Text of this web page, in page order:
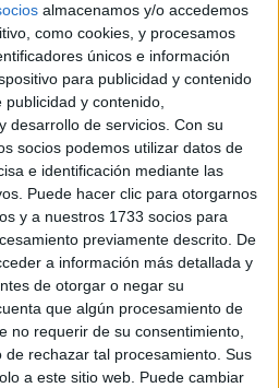
almacenamos y/o accedemos
como cookies, y procesamos
únicos e información
para publicidad y contenido
y contenido,
desarrollo de servicios. Con su
socios podemos utilizar datos de
e identificación mediante las
Puede hacer clic para otorgarnos
y a nuestros 1733 socios para
previamente descrito. De
a información más detallada y
de otorgar o negar su
que algún procesamiento de
no requerir de su consentimiento,
rechazar tal procesamiento. Sus
a este sitio web. Puede cambiar
localiza el cadáver de un
almadrabeta del Recinto
que se hace viral en Ceuta:
salir a la calle, lo contrario
nuestra tierra"
Vital llega a 3.221
personas en Ceuta en